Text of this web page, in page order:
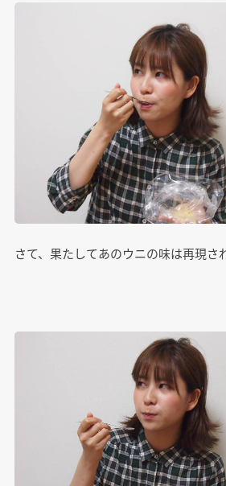
さて、果たしてあのウニの味は再現